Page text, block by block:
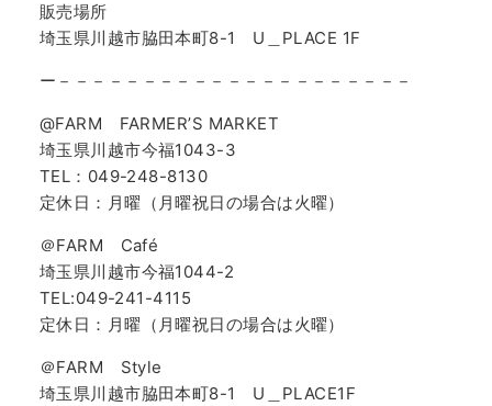
販売場所
埼玉県川越市脇田本町8-1 U＿PLACE 1F
ー－－－－－－－－－－－－－－－－－－－－－
@FARM FARMER’S MARKET
埼玉県川越市今福1043-3
TEL：049-248-8130
定休日：月曜（月曜祝日の場合は火曜）
＠FARM Café
埼玉県川越市今福1044-2
TEL:049-241-4115
定休日：月曜（月曜祝日の場合は火曜）
＠FARM Style
埼玉県川越市脇田本町8-1 U＿PLACE1F